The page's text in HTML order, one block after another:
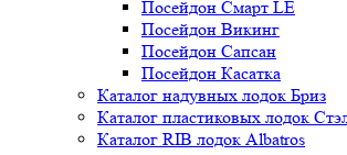
Посейдон Смарт LE
Посейдон Викинг
Посейдон Сапсан
Посейдон Касатка
Каталог надувных лодок Бриз
Каталог пластиковых лодок
Каталог RIB лодок Albatros